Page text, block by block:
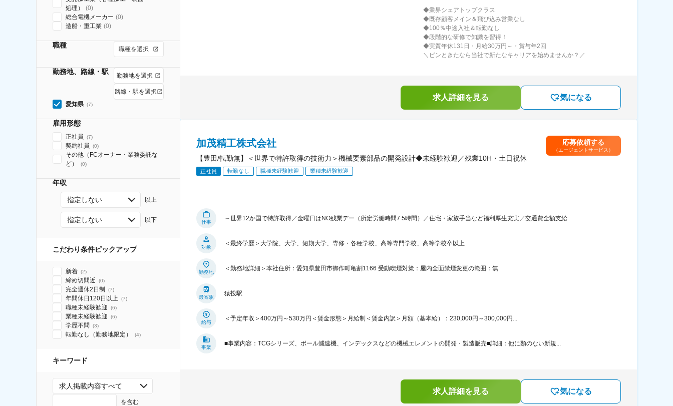
処理）
(0)
総合電機メーカー (0)
造船・重工業 (0)
職種 職種を選択
勤務地、路線・駅 勤務地を選択
路線・駅を選択
愛知県 (7)
雇用形態
正社員 (7)
契約社員 (0)
その他（FCオーナー・業務委託な
ど）
(0)
年収
指定しない 以上
指定しない 以下
こだわり条件ピックアップ
新着 (2)
締め切間近 (0)
完全週休2日制 (7)
年間休日120日以上 (7)
職種未経験歓迎 (6)
業種未経験歓迎 (6)
学歴不問 (3)
転勤なし（勤務地限定） (4)
キーワード
求人掲載内容すべて
を含む
◆業界シェアトップクラス
◆既存顧客メイン＆飛び込み営業なし
◆100％中途入社＆転勤なし
◆段階的な研修で知識を習得！
◆実質年休131日・月給30万円～・賞与年2回
＼ピンときたなら当社で新たなキャリアを始めませんか？／
求人詳細を見る 気になる
加茂精工株式会社
【豊田/転勤無】＜世界で特許取得の技術力＞機械要素部品の開発設計◆未経験歓迎／残業10H・土日祝休
正社員 転勤なし 職種未経験歓迎 業種未経験歓迎
応募依頼する
（エージェントサービス）
仕事
～世界12か国で特許取得／金曜日はNO残業デー（所定労働時間7.5時間）／住宅・家族手当など福利厚生充実／交通費全額支給
対象
＜最終学歴＞大学院、大学、短期大学、専修・各種学校、高等専門学校、高等学校卒以上
勤務地
＜勤務地詳細＞本社住所：愛知県豊田市御作町亀割1166 受動喫煙対策：屋内全面禁煙変更の範囲：無
最寄駅
猿投駅
給与
＜予定年収＞400万円～530万円＜賃金形態＞月給制＜賃金内訳＞月額（基本給）：230,000円～300,000円...
事業
■事業内容：TCGシリーズ、ボール減速機、インデックスなどの機械エレメントの開発・製造販売■詳細：他に類のない新規...
求人詳細を見る 気になる